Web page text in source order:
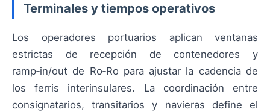
Terminales y tiempos operativos
Los operadores portuarios aplican ventanas
estrictas de recepción de contenedores y
ramp‑in/out de Ro‑Ro para ajustar la cadencia de
los ferris interinsulares. La coordinación entre
consignatarios, transitarios y navieras define el